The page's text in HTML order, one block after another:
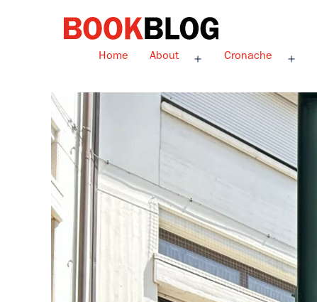
Home About
Apri
Cronache
Apri